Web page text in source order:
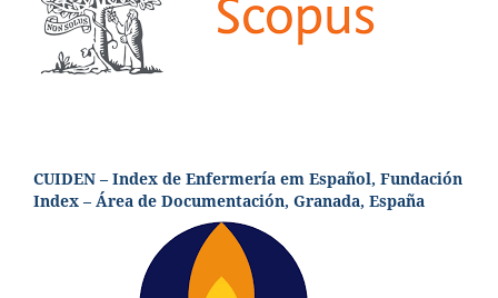
CUIDEN – Index de Enfermería em Español, Fundación
Index – Área de Documentación, Granada, España